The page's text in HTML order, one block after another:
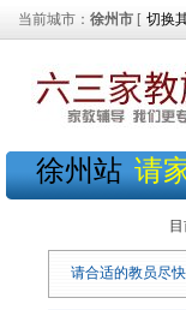
当前城市： 徐州市 [ 切换
徐州站 请
请合适的教员尽